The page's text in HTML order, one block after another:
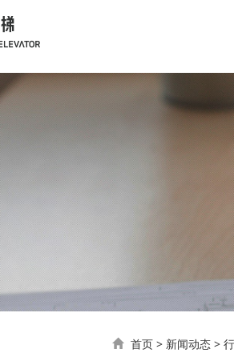
首页 > 新闻动态 >